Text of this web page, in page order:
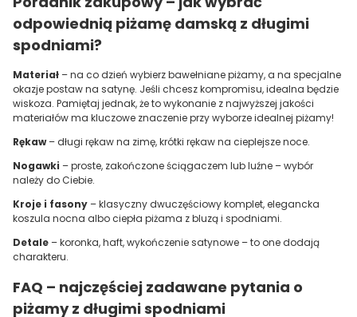
odpowiednią piżamę damską z długimi
spodniami?
Materiał – na co dzień wybierz bawełniane piżamy, a na specjalne
okazje postaw na satynę. Jeśli chcesz kompromisu, idealna będzie
wiskoza. Pamiętaj jednak, że to wykonanie z najwyższej jakości
materiałów ma kluczowe znaczenie przy wyborze idealnej piżamy!
Rękaw– długi rękaw na zimę, krótki rękaw na cieplejsze noce.
Nogawki – proste, zakończone ściągaczem lub luźne – wybór
należy do Ciebie.
Kroje i fasony – klasyczny dwuczęściowy komplet, elegancka
koszula nocna albo ciepła piżama z bluzą i spodniami.
Detale – koronka, haft, wykończenie satynowe – to one dodają
charakteru.
FAQ – najczęściej zadawane pytania o
piżamy z długimi spodniami